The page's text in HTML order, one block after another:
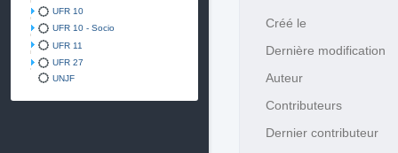
UFR 10
UFR 10 - Socio
UFR 11
UFR 27
UNJF
Créé le
Dernière modification
Auteur
Contributeurs
Dernier contributeur